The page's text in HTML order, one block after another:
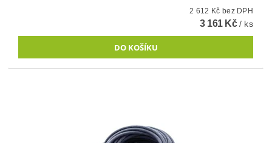
2 612 Kč bez DPH
3 161 Kč/ ks